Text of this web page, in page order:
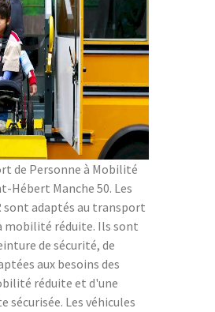
de Personne à Mobilité
Hébert Manche 50. Les
sont adaptés au transport
mobilité réduite. Ils sont
de sécurité, de
aux besoins des
réduite et d'une
sécurisée. Les véhicules